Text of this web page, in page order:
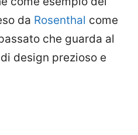
da Rosenthal come
che guarda al
design prezioso e